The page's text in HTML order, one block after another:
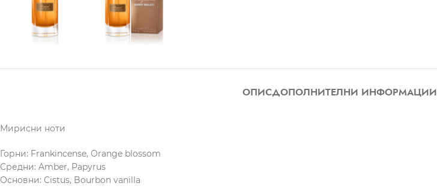
ОПИСДОПОЛНИТЕЛНИ ИНФОРМАЦИИ
Мирисни ноти
Горни: Frankincense, Orange blossom
Средни: Amber, Papyrus
Основни: Cistus, Bourbon vanilla